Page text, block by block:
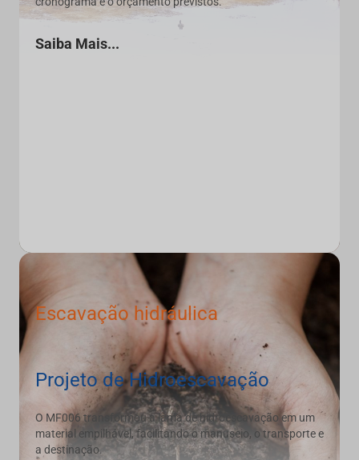
Saiba Mais...
Escavação hidráulica
Projeto de Hidroescavação
O MF006 transformou a lama de hidroescavação em um
material empilhável, facilitando o manuseio, o transporte e
a destinação.